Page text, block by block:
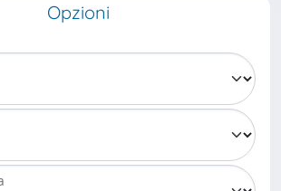
Opzioni